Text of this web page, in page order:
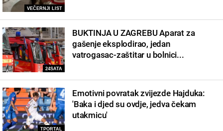
VEČERNJI LIST
24SATA
BUKTINJA U ZAGREBU Aparat za
gašenje eksplodirao, jedan
vatrogasac-zaštitar u bolnici...
TPORTAL
Emotivni povratak zvijezde Hajduka:
'Baka i djed su ovdje, jedva čekam
utakmicu'